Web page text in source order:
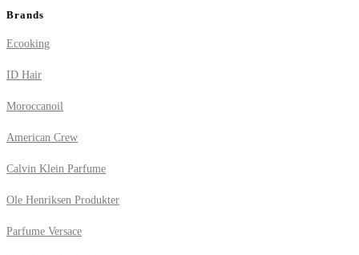
Brands
Ecooking
ID Hair
Moroccanoil
American Crew
Calvin Klein Parfume
Ole Henriksen Produkter
Parfume Versace